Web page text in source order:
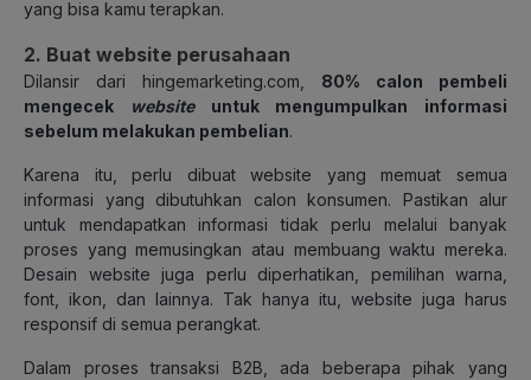
yang bisa kamu terapkan.
2. Buat website perusahaan
Dilansir dari hingemarketing.com, 80% calon pembeli
mengecek
websiteuntuk mengumpulkan informasi
sebelum melakukan pembelian.
Karena itu, perlu dibuat website yang memuat semua
informasi yang dibutuhkan calon konsumen. Pastikan alur
untuk mendapatkan informasi tidak perlu melalui banyak
proses yang memusingkan atau membuang waktu mereka.
Desain website juga perlu diperhatikan, pemilihan warna,
font, ikon, dan lainnya. Tak hanya itu, website juga harus
responsif di semua perangkat.
Dalam proses transaksi B2B, ada beberapa pihak yang